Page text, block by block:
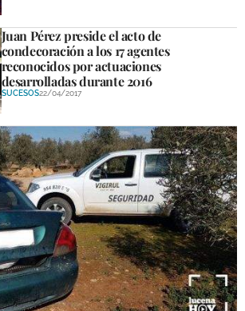
Juan Pérez preside el acto de
condecoración a los 17 agentes
reconocidos por actuaciones
desarrolladas durante 2016
SUCESOS22/04/2017